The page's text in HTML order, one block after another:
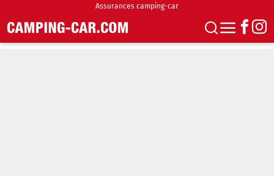
Assurances camping-car